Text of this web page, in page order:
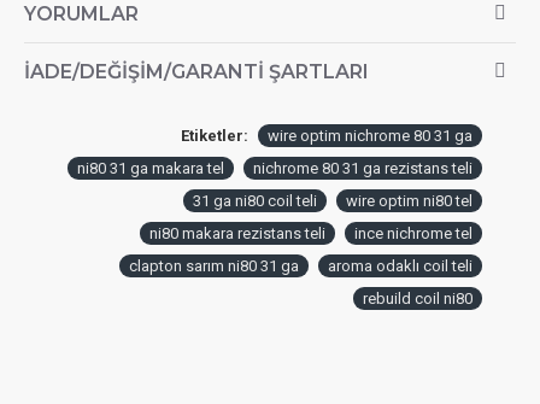
YORUMLAR
İADE/DEĞIŞIM/GARANTI ŞARTLARI
Etiketler:
wire optim nichrome 80 31 ga
ni80 31 ga makara tel
nichrome 80 31 ga rezistans teli
31 ga ni80 coil teli
wire optim ni80 tel
ni80 makara rezistans teli
ince nichrome tel
clapton sarım ni80 31 ga
aroma odaklı coil teli
rebuild coil ni80